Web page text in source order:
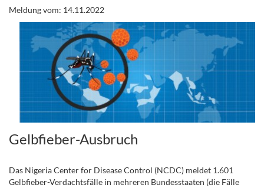
Meldung vom: 14.11.2022
Gelbfieber-Ausbruch
Das Nigeria Center for Disease Control (NCDC) meldet 1.601
Gelbfieber-Verdachtsfälle in mehreren Bundesstaaten (die Fälle